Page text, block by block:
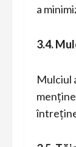
a
3.4.
Mulciul